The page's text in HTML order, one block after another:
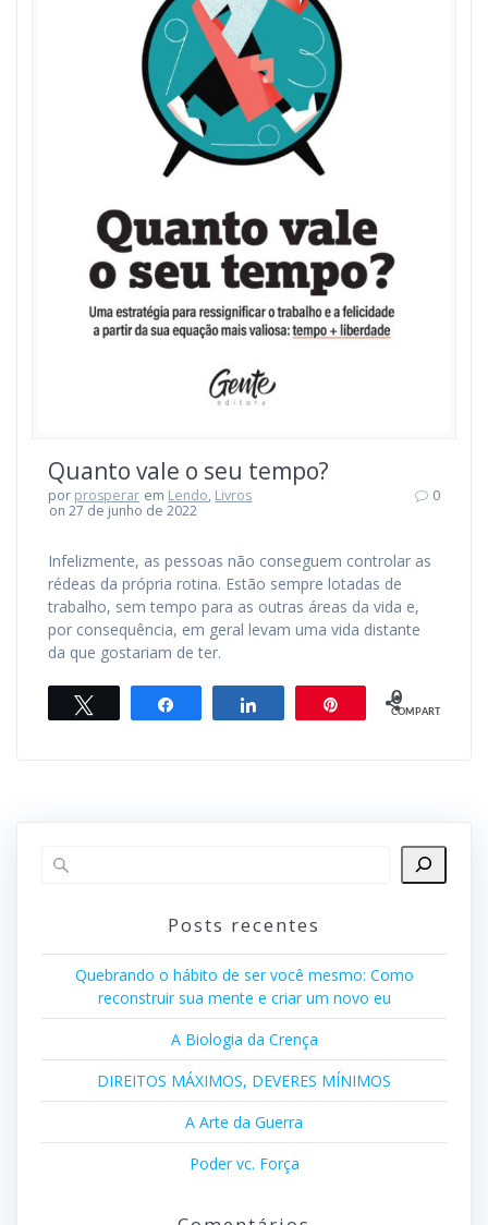
Quanto vale o seu tempo?
por prosperar em Lendo, Livros
on 27 de junho de 2022
0
Infelizmente, as pessoas não conseguem controlar as
rédeas da própria rotina. Estão sempre lotadas de
trabalho, sem tempo para as outras áreas da vida e,
por consequência, em geral levam uma vida distante
da que gostariam de ter.
Compartilhar Compartilhar 0
COMPART.
Posts recentes
Quebrando o hábito de ser você mesmo: Como
reconstruir sua mente e criar um novo eu
A Biologia da Crença
DIREITOS MÁXIMOS, DEVERES MÍNIMOS
A Arte da Guerra
Poder vc. Força